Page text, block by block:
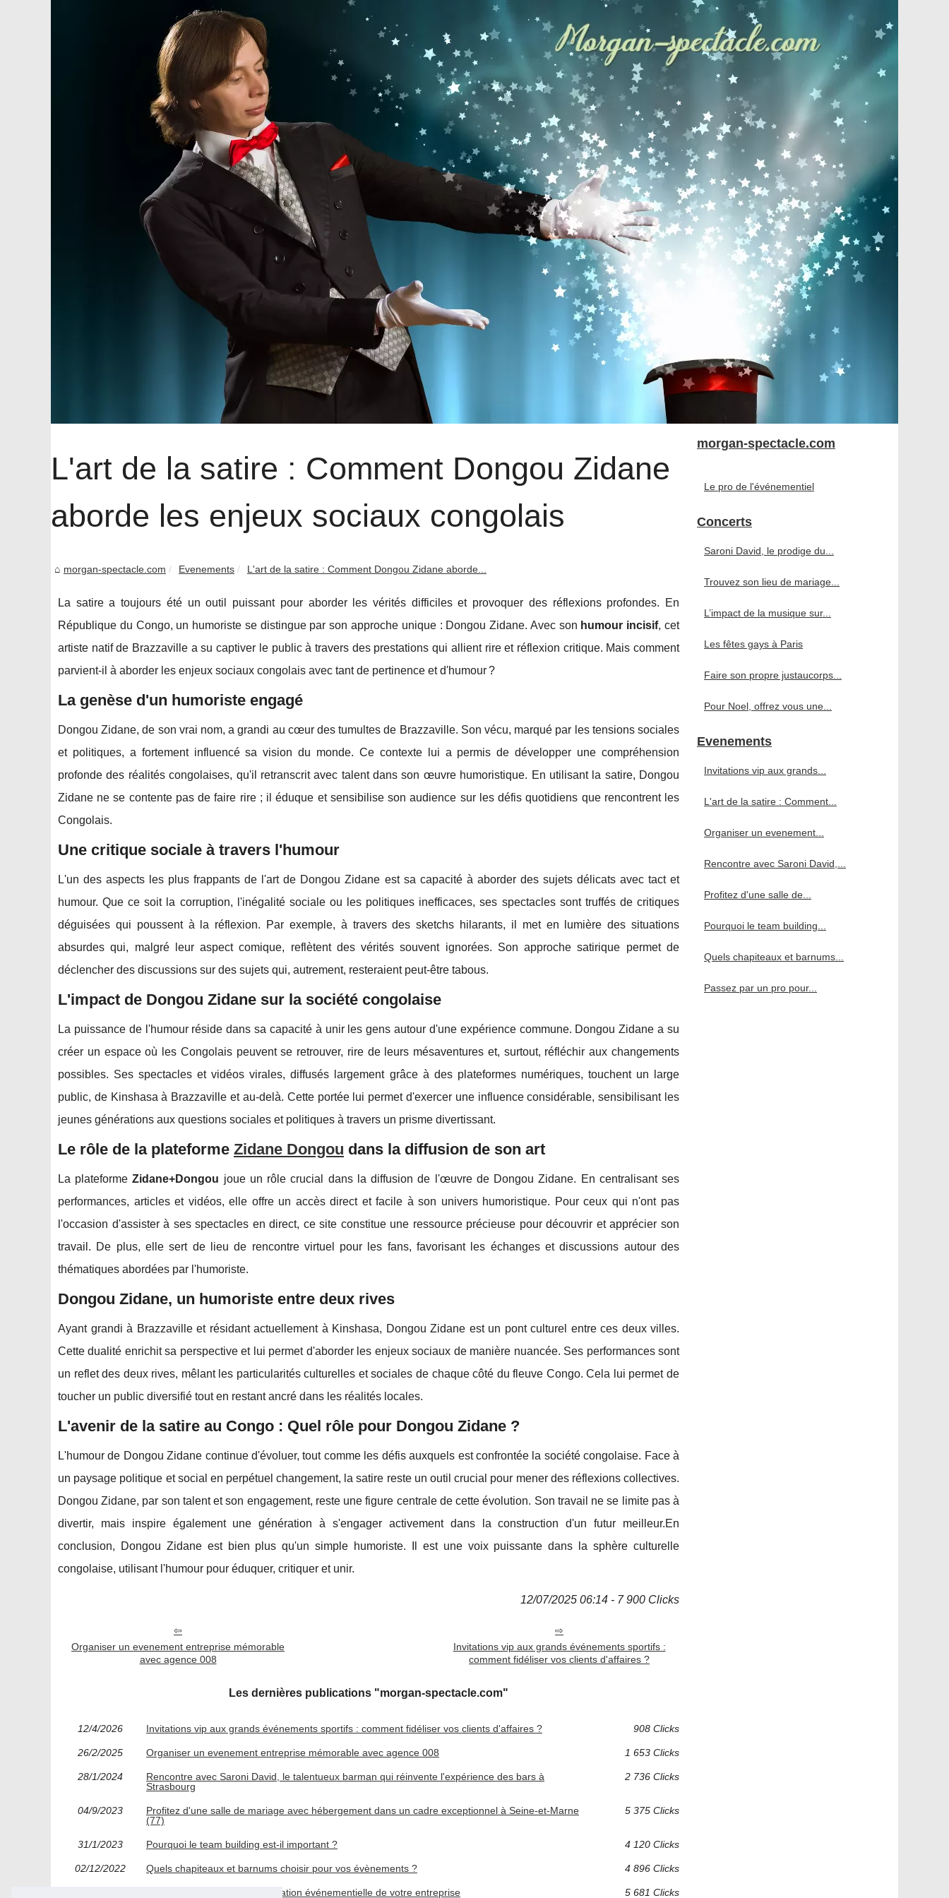
L'art de la satire : Comment Dongou Zidane
aborde les enjeux sociaux congolais
morgan-spectacle.com Evenements L'art de la satire : Comment Dongou Zidane aborde...
La satire a toujours été un outil puissant pour aborder les vérités difficiles et provoquer des réflexions profondes. En
République du Congo, un humoriste se distingue par son approche unique : Dongou Zidane. Avec son humour incisif, cet
artiste natif de Brazzaville a su captiver le public à travers des prestations qui allient rire et réflexion critique. Mais comment
parvient-il à aborder les enjeux sociaux congolais avec tant de pertinence et d'humour ?
La genèse d'un humoriste engagé
Dongou Zidane, de son vrai nom, a grandi au cœur des tumultes de Brazzaville. Son vécu, marqué par les tensions sociales
et politiques, a fortement influencé sa vision du monde. Ce contexte lui a permis de développer une compréhension
profonde des réalités congolaises, qu'il retranscrit avec talent dans son œuvre humoristique. En utilisant la satire, Dongou
Zidane ne se contente pas de faire rire ; il éduque et sensibilise son audience sur les défis quotidiens que rencontrent les
Congolais.
Une critique sociale à travers l'humour
L'un des aspects les plus frappants de l'art de Dongou Zidane est sa capacité à aborder des sujets délicats avec tact et
humour. Que ce soit la corruption, l'inégalité sociale ou les politiques inefficaces, ses spectacles sont truffés de critiques
déguisées qui poussent à la réflexion. Par exemple, à travers des sketchs hilarants, il met en lumière des situations
absurdes qui, malgré leur aspect comique, reflètent des vérités souvent ignorées. Son approche satirique permet de
déclencher des discussions sur des sujets qui, autrement, resteraient peut-être tabous.
L'impact de Dongou Zidane sur la société congolaise
La puissance de l'humour réside dans sa capacité à unir les gens autour d'une expérience commune. Dongou Zidane a su
créer un espace où les Congolais peuvent se retrouver, rire de leurs mésaventures et, surtout, réfléchir aux changements
possibles. Ses spectacles et vidéos virales, diffusés largement grâce à des plateformes numériques, touchent un large
public, de Kinshasa à Brazzaville et au-delà. Cette portée lui permet d'exercer une influence considérable, sensibilisant les
jeunes générations aux questions sociales et politiques à travers un prisme divertissant.
Le rôle de la plateforme Zidane Dongou dans la diffusion de son art
La plateformeZidane+Dongou joue un rôle crucial dans la diffusion de l'œuvre de Dongou Zidane. En centralisant ses
performances, articles et vidéos, elle offre un accès direct et facile à son univers humoristique. Pour ceux qui n'ont pas
l'occasion d'assister à ses spectacles en direct, ce site constitue une ressource précieuse pour découvrir et apprécier son
travail. De plus, elle sert de lieu de rencontre virtuel pour les fans, favorisant les échanges et discussions autour des
thématiques abordées par l'humoriste.
Dongou Zidane, un humoriste entre deux rives
Ayant grandi à Brazzaville et résidant actuellement à Kinshasa, Dongou Zidane est un pont culturel entre ces deux villes.
Cette dualité enrichit sa perspective et lui permet d'aborder les enjeux sociaux de manière nuancée. Ses performances sont
un reflet des deux rives, mêlant les particularités culturelles et sociales de chaque côté du fleuve Congo. Cela lui permet de
toucher un public diversifié tout en restant ancré dans les réalités locales.
L'avenir de la satire au Congo : Quel rôle pour Dongou Zidane ?
L'humour de Dongou Zidane continue d'évoluer, tout comme les défis auxquels est confrontée la société congolaise. Face à
un paysage politique et social en perpétuel changement, la satire reste un outil crucial pour mener des réflexions collectives.
Dongou Zidane, par son talent et son engagement, reste une figure centrale de cette évolution. Son travail ne se limite pas à
divertir, mais inspire également une génération à s'engager activement dans la construction d'un futur meilleur.En
conclusion, Dongou Zidane est bien plus qu'un simple humoriste. Il est une voix puissante dans la sphère culturelle
congolaise, utilisant l'humour pour éduquer, critiquer et unir.
12/07/2025 06:14 - 7 900 Clicks
Organiser un evenement entreprise mémorable
avec agence 008
Invitations vip aux grands événements sportifs :
comment fidéliser vos clients d'affaires ?
Les dernières publications "morgan-spectacle.com"
12/4/2026 Invitations vip aux grands événements sportifs : comment fidéliser vos clients d'affaires ? 908 Clicks
26/2/2025 Organiser un evenement entreprise mémorable avec agence 008 1 653 Clicks
28/1/2024
Rencontre avec Saroni David, le talentueux barman qui réinvente l'expérience des bars à
Strasbourg
2 736 Clicks
04/9/2023
Profitez d'une salle de mariage avec hébergement dans un cadre exceptionnel à Seine-et-Marne
(77)
5 375 Clicks
31/1/2023 Pourquoi le team building est-il important ? 4 120 Clicks
02/12/2022 Quels chapiteaux et barnums choisir pour vos évènements ? 4 896 Clicks
Passez par un pro pour l'animation événementielle de votre entreprise 5 681 Clicks
morgan-spectacle.com
Le pro de l'événementiel
Concerts
Saroni David, le prodige du...
Trouvez son lieu de mariage...
L’impact de la musique sur...
Les fêtes gays à Paris
Faire son propre justaucorps...
Pour Noel, offrez vous une...
Evenements
Invitations vip aux grands...
L'art de la satire : Comment...
Organiser un evenement...
Rencontre avec Saroni David,...
Profitez d'une salle de...
Pourquoi le team building...
Quels chapiteaux et barnums...
Passez par un pro pour...